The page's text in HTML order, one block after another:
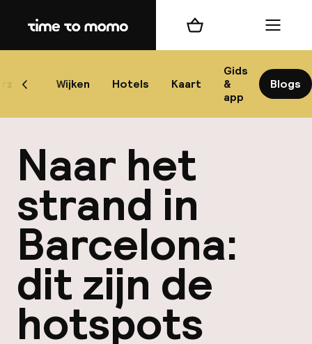
Home
Wijken Hotels Kaart
Gids
&
app
Blogs
Scroll naar links
Winkelmand Menu
Naar het
strand in
Barcelona:
dit zijn de
hotspots